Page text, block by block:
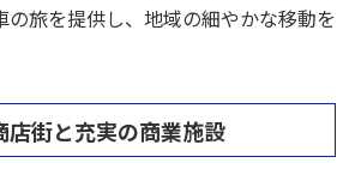
の旅を提供し、地域の細やかな移動を
店街と充実の商業施設